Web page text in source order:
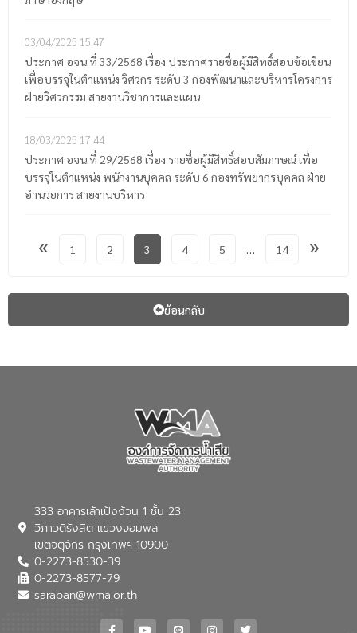
03/04/2025 15:47
ประกาศ อจน.ที่ 33/2568 เรื่อง ประกาศรายชื่อผู้มีสิทธิ์สอบข้อเขียน
เพื่อบรรจุในตำแหน่ง วิศวกร ระดับ 3 กองพัฒนาและบริหารโครงการ
ฝ่ายวิศวกรรม สายงานวิชาการและแผน
18/03/2025 17:44
ประกาศ อจน.ที่ 29/2568 เรื่อง รายชื่อผู้มีสิทธิ์สอบสัมภาษณ์ เพื่อ
บรรจุในตำแหน่ง พนักงานบุคคล ระดับ 6 กองทรัพยากรบุคคล ฝ่าย
อำนวยการ สายงานบริหาร
« 1 2 3 4 5 … 14 »
ย้อนกลับ
333 อาคารเล้าเป้งง้วน 1 ชั้น 23
วิภาวดีรังสิต แขวงจอมพล
เขตจตุจักร กรุงเทพฯ 10900
0-2273-8530-39
0-2273-8577-79
saraban@wma.or.th